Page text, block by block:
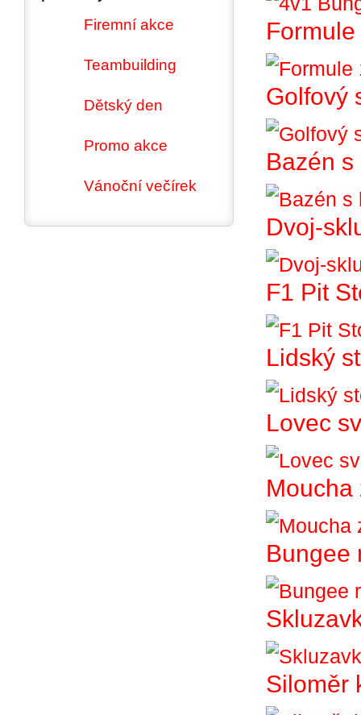
Golfový
Bazén
Dvoj-
F1 Pit
Lidský
Lovec
Moucha
Bungee
Siloměr
Firemní akce
Teambuilding
Dětský den
Promo akce
Vánoční večírek